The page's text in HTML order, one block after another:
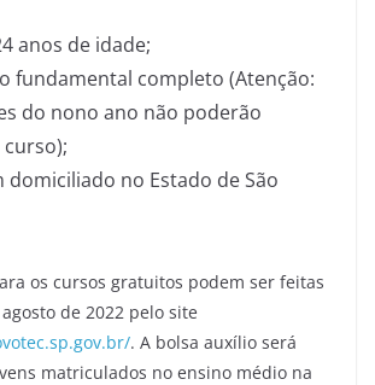
anos de idade;
fundamental completo (Atenção:
do nono ano não poderão
domiciliado no Estado de São
os cursos gratuitos podem ser feitas
de 2022 pelo site
. A bolsa auxílio será
matriculados no ensino médio na